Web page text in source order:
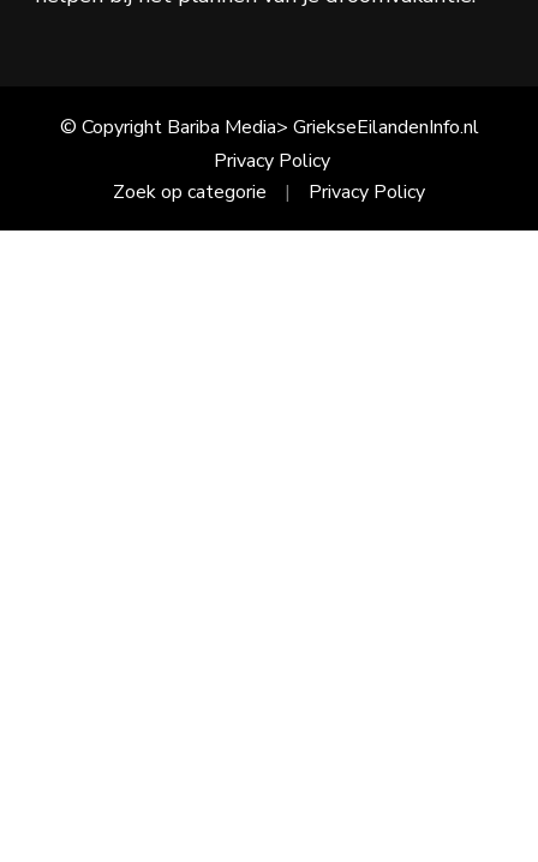
© Copyright Bariba Media> GriekseEilandenInfo.nl
Privacy Policy
Zoek op categorie
Privacy Policy